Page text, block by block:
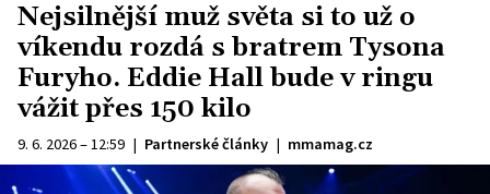
Nejsilnější muž světa si to už o
víkendu rozdá s bratrem Tysona
Furyho. Eddie Hall bude v ringu
vážit přes 150 kilo
9. 6. 2026 – 12:59 | Partnerské články | mmamag.cz